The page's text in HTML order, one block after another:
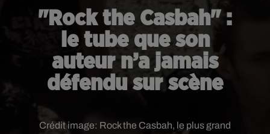
"Rock the Casbah" :
le tube que son
auteur n’a jamais
défendu sur scène
Crédit image: Rock the Casbah, le plus grand